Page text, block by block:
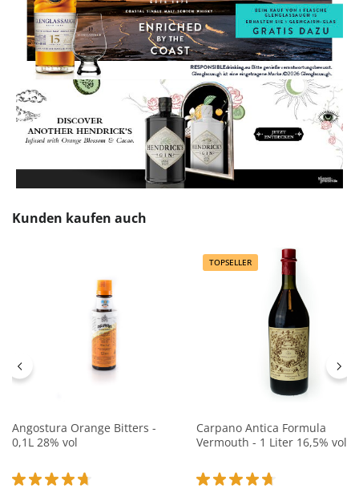
Produktgalerie überspringen
Kunden kaufen auch
Angostura Orange Bitters -
0,1L 28% vol
TOPSELLER
Carpano Antica Formula
Vermouth - 1 Liter 16,5% vol